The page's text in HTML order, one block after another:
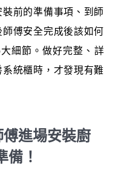
前的準備事項、到師
傅安全完成後該如何
細節。做好完整、詳
統櫃時，才發現有難
進場安裝廚
備！